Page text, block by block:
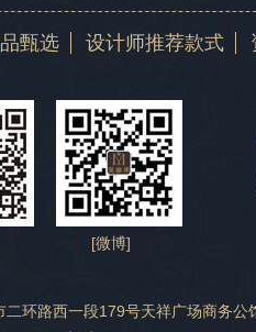
甄选 设计师推荐款式
[微博]
环路西一段179号天祥广场商务公